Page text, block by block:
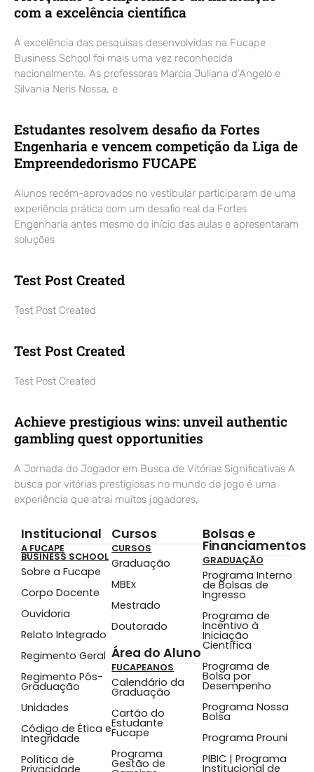
com a excelência científica
A excelência das pesquisas desenvolvidas na Fucape
Business School foi mais uma vez reconhecida
nacionalmente. As professoras Marcia Juliana d’Angelo e
Silvania Neris Nossa, e
Estudantes resolvem desafio da Fortes
Engenharia e vencem competição da Liga de
Empreendedorismo FUCAPE
Alunos recém-aprovados no vestibular participaram de uma
experiência prática com um desafio real da Fortes
Engenharia antes mesmo do início das aulas e apresentaram
soluções
Test Post Created
Test Post Created
Test Post Created
Test Post Created
Achieve prestigious wins: unveil authentic
gambling quest opportunities
A Jornada do Jogador em Busca de Vitórias Significativas A
busca por vitórias prestigiosas no mundo do jogo é uma
experiência que atrai muitos jogadores,
Institucional
A FUCAPE
BUSINESS SCHOOL
Sobre a Fucape
Corpo Docente
Ouvidoria
Relato Integrado
Regimento Geral
Regimento Pós-
Graduação
Unidades
Código de Ética e
Integridade
Política de
Privacidade
Cursos
CURSOS
Graduação
MBEx
Mestrado
Doutorado
Área do Aluno
FUCAPEANOS
Calendário da
Graduação
Cartão do
Estudante
Fucape
Programa
Gestão de
Bolsas e
Financiamentos
GRADUAÇÃO
Programa Interno
de Bolsas de
Ingresso
Programa de
Incentivo à
Iniciação
Científica
Programa de
Bolsa por
Desempenho
Programa Nossa
Bolsa
Programa Prouni
PIBIC | Programa
Institucional de